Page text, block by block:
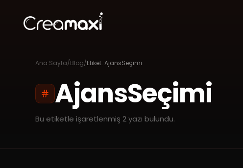
Ana Sayfa/Blog/Etiket: AjansSeçimi
AjansSeçimi
Bu etiketle işaretlenmiş 2yazı bulundu.